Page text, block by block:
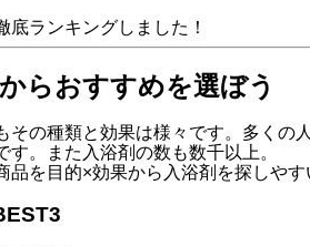
らおすすめを選ぼう
その種類と効果は様々です。多く
。また入浴剤の数も数千以上。
品を目的×効果から入浴剤を探しや